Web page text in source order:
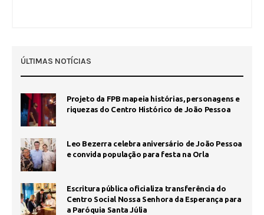
ÚLTIMAS NOTÍCIAS
Projeto da FPB mapeia histórias, personagens e
riquezas do Centro Histórico de João Pessoa
Leo Bezerra celebra aniversário de João Pessoa
e convida população para festa na Orla
Escritura pública oficializa transferência do
Centro Social Nossa Senhora da Esperança para
a Paróquia Santa Júlia